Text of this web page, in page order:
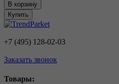
В корзину
Купить
+7 (495) 128-02-03
Заказать звонок
Товары: